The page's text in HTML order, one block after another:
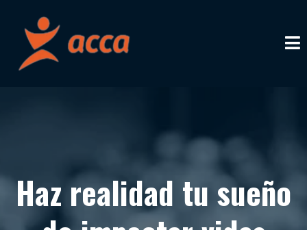
Haz realidad tu sueño